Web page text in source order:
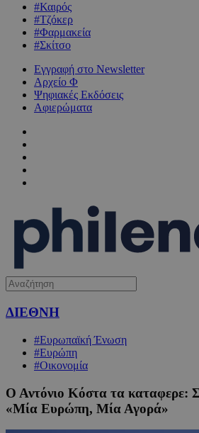
#Καιρός
#Τζόκερ
#Φαρμακεία
#Σκίτσο
Εγγραφή στο Newsletter
Αρχείο Φ
Ψηφιακές Εκδόσεις
Αφιερώματα
ΔΙΕΘΝΗ
#Ευρωπαϊκή Ένωση
#Ευρώπη
#Οικονομία
Ο Αντόνιο Κόστα τα καταφερε:
«Μία Ευρώπη, Μία Αγορά»